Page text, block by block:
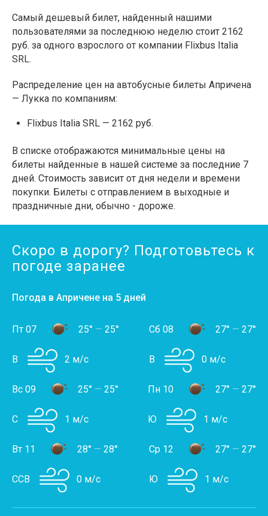
Самый дешевый билет, найденный нашими
пользователями за последнюю неделю стоит 2162
руб. за одного взрослого от компании Flixbus Italia
SRL.
Распределение цен на автобусные билеты Апричена
— Лукка по компаниям:
Flixbus Italia SRL — 2162 руб.
В списке отображаются минимальные цены на
билеты найденные в нашей системе за последние 7
дней. Стоимость зависит от дня недели и времени
покупки. Билеты с отправлением в выходные и
праздничные дни, обычно - дороже.
Скоро в дорогу? Подготовьтесь к
погоде заранее
Погода в Апричене на 5 дней
Пт 07 25° — 25°
В 2 м/с
Сб 08 27° — 27°
В 0 м/с
Вс 09 25° — 25°
С 1 м/с
Пн 10 27° — 27°
Ю 1 м/с
Вт 11 28° — 28°
ССВ 0 м/с
Ср 12 27° — 27°
Ю 1 м/с